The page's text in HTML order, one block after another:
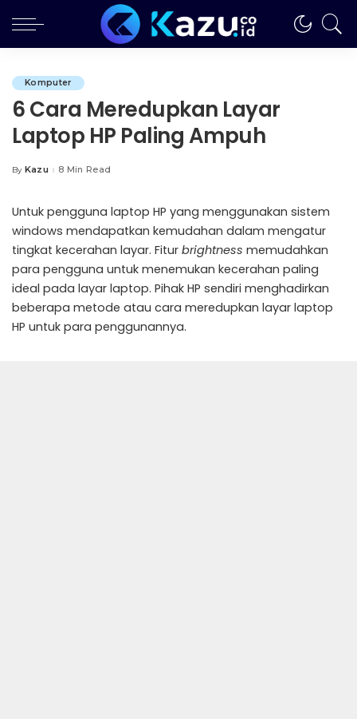
Komputer
6 Cara Meredupkan Layar
Laptop HP Paling Ampuh
Posted
By Kazu 8 Min Read
Untuk pengguna laptop HP yang menggunakan sistem
windows mendapatkan kemudahan dalam mengatur
tingkat kecerahan layar. Fitur brightness memudahkan
para pengguna untuk menemukan kecerahan paling
ideal pada layar laptop. Pihak HP sendiri menghadirkan
beberapa metode atau cara meredupkan layar laptop
HP untuk para penggunannya.